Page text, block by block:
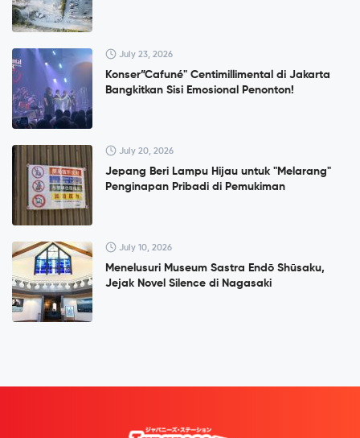
July 23, 2026
Konser”Cafuné" Centimillimental di Jakarta
Bangkitkan Sisi Emosional Penonton!
July 20, 2026
Jepang Beri Lampu Hijau untuk "Melarang"
Penginapan Pribadi di Pemukiman
July 10, 2026
Menelusuri Museum Sastra Endō Shūsaku,
Jejak Novel Silence di Nagasaki